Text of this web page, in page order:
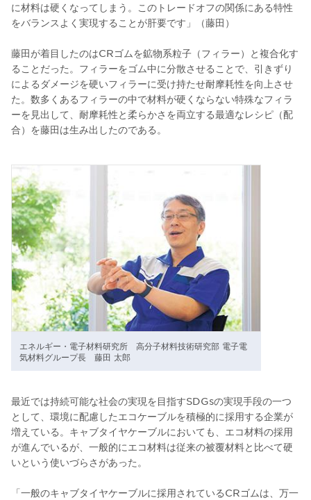
エネルギー・電子材料研究所 高分子材料技術研究部 電子電
気材料グループ長 藤田 太郎
に材料は硬くなってしまう。このトレードオフの関係にある特性
をバランスよく実現することが肝要です」（藤田）
藤田が着目したのはCRゴムを鉱物系粒子（フィラー）と複合化す
ることだった。フィラーをゴム中に分散させることで、引きずり
によるダメージを硬いフィラーに受け持たせ耐摩耗性を向上させ
た。数多くあるフィラーの中で材料が硬くならない特殊なフィラ
ーを見出して、耐摩耗性と柔らかさを両立する最適なレシピ（配
合）を藤田は生み出したのである。
最近では持続可能な社会の実現を目指すSDGsの実現手段の一つ
として、環境に配慮したエコケーブルを積極的に採用する企業が
増えている。キャブタイヤケーブルにおいても、エコ材料の採用
が進んでいるが、一般的にエコ材料は従来の被覆材料と比べて硬
いという使いづらさがあった。
「一般のキャブタイヤケーブルに採用されているCRゴムは、万一